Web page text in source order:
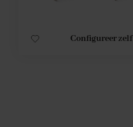
Configureer zelf